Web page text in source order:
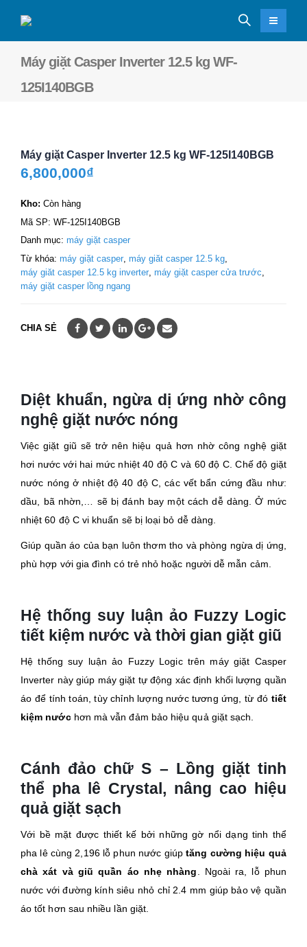
Máy giặt Casper Inverter 12.5 kg WF-
125I140BGB
Máy giặt Casper Inverter 12.5 kg WF-125I140BGB
6,800,000₫
Kho: Còn hàng
Mã SP: WF-125I140BGB
Danh mục: máy giặt casper
Từ khóa: máy giặt casper máy giăt casper 12.5 kg
máy giăt casper 12.5 kg inverter máy giặt casper cửa trước
máy giặt casper lồng ngang
CHIA SẺ
Diệt khuẩn, ngừa dị ứng nhờ công
nghệ giặt nước nóng
Việc giặt giũ sẽ trở nên hiệu quả hơn nhờ công nghệ giặt
hơi nước với hai mức nhiệt 40 độ C và 60 độ C. Chế độ giặt
nước nóng ở nhiệt độ 40 độ C, các vết bẩn cứng đầu như:
dầu, bã nhờn,… sẽ bị đánh bay một cách dễ dàng. Ở mức
nhiệt 60 độ C vi khuẩn sẽ bị loại bỏ dễ dàng.
Giúp quần áo của bạn luôn thơm tho và phòng ngừa dị ứng,
phù hợp với gia đình có trẻ nhỏ hoặc người dễ mẫn cảm.
Hệ thống suy luận ảo Fuzzy Logic
tiết kiệm nước và thời gian giặt giũ
Hệ thống suy luận ảo Fuzzy Logic trên máy giặt Casper
Inverter này giúp máy giặt tự động xác định khối lượng quần
áo để tính toán, tùy chỉnh lượng nước tương ứng, từ đó tiết
kiệm nướchơn mà vẫn đảm bảo hiệu quả giặt sạch.
Cánh đảo chữ S – Lồng giặt tinh
thể pha lê Crystal, nâng cao hiệu
quả giặt sạch
Với bề mặt được thiết kế bởi những gờ nổi dạng tinh thể
pha lê cùng 2,196 lỗ phun nước giúptăng cường hiệu quả
chà xát và giũ quần áo nhẹ nhàng. Ngoài ra, lỗ phun
nước với đường kính siêu nhỏ chỉ 2.4 mm giúp bảo vệ quần
áo tốt hơn sau nhiều lần giặt.